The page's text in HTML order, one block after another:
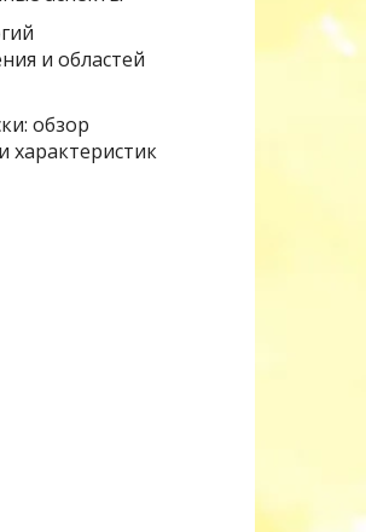
и областей
обзор
характеристик